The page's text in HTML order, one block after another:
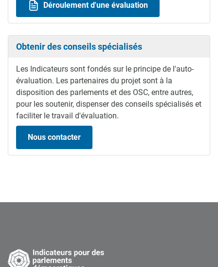
Déroulement d'une évaluation
Obtenir des conseils spécialisés
Les Indicateurs sont fondés sur le principe de l'auto-
évaluation. Les partenaires du projet sont à la
disposition des parlements et des OSC, entre autres,
pour les soutenir, dispenser des conseils spécialisés et
faciliter le travail d'évaluation.
Nous contacter